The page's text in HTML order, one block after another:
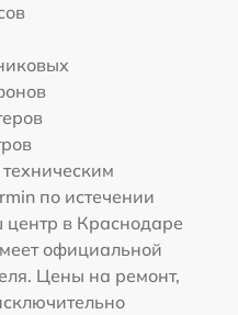
по истечении
в Краснодаре
официальной
Цены на ремонт,